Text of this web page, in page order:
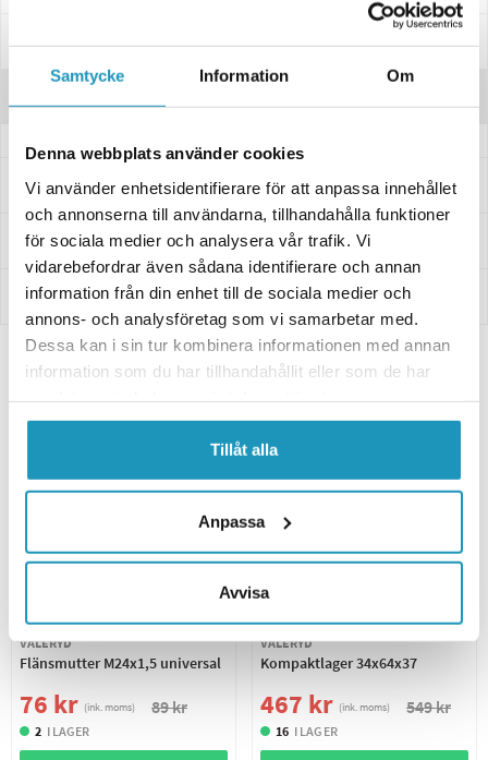
Samtycke Information Om
Denna webbplats använder cookies
Vi använder enhetsidentifierare för att anpassa innehållet
och annonserna till användarna, tillhandahålla funktioner
för sociala medier och analysera vår trafik. Vi
vidarebefordrar även sådana identifierare och annan
information från din enhet till de sociala medier och
annons- och analysföretag som vi samarbetar med.
Dessa kan i sin tur kombinera informationen med annan
information som du har tillhandahållit eller som de har
Tillåt alla
Anpassa
Avvisa
Manualer & Guider
Frågor och svar
Leverans- & Returinformation
Betalning
Relaterade produkter
VALERYD
Flänsmutter M24x1,5 universal
76 kr (ink. moms) 89 kr
2 I LAGER
VALERYD
Kompaktlager 34x64x37
467 kr (ink. moms) 549 kr
16 I LAGER